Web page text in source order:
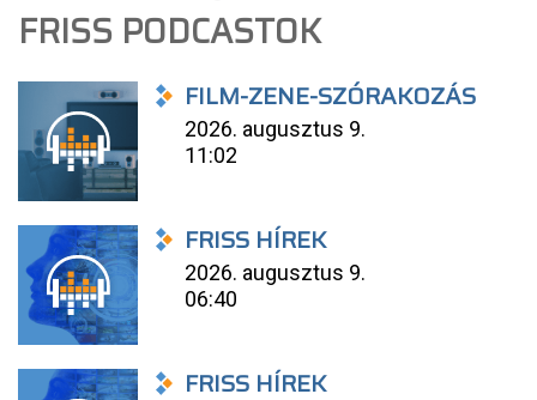
FRISS PODCASTOK
FILM-ZENE-SZÓRAKOZÁS
2026. augusztus 9.
11:02
FRISS HÍREK
2026. augusztus 9.
06:40
FRISS HÍREK